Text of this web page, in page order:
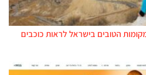
הטובים בישראל לראות כוכבים